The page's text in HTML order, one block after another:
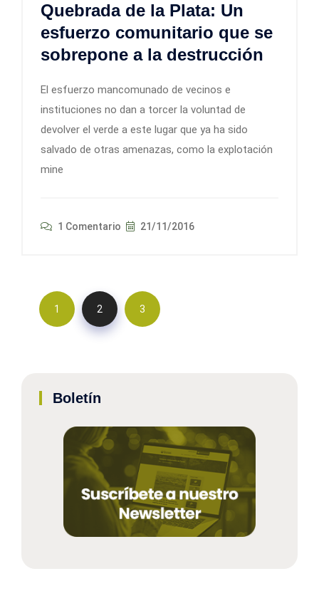
Quebrada de la Plata: Un
esfuerzo comunitario que se
sobrepone a la destrucción
El esfuerzo mancomunado de vecinos e
instituciones no dan a torcer la voluntad de
devolver el verde a este lugar que ya ha sido
salvado de otras amenazas, como la explotación
mine
1 Comentario 21/11/2016
1 2 3
Boletín